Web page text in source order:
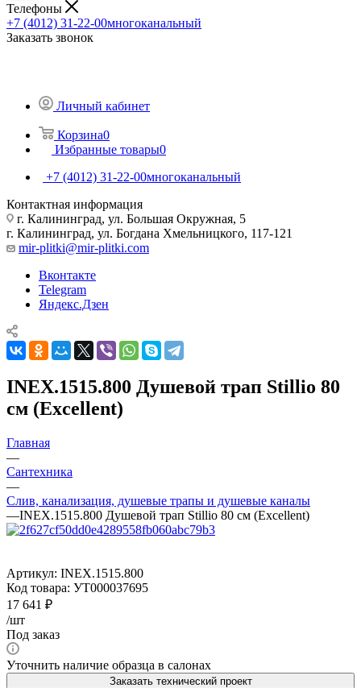
Телефоны
+7 (4012) 31-22-00многоканальный
Заказать звонок
Личный кабинет
Корзина0
Избранные товары0
+7 (4012) 31-22-00многоканальный
Контактная информация
г. Калининград, ул. Большая Окружная, 5
г. Калининград, ул. Богдана Хмельницкого, 117-121
mir-plitki@mir-plitki.com
Вконтакте
Telegram
Яндекс.Дзен
INEX.1515.800 Душевой трап Stillio 80
см (Excellent)
Главная
—
Сантехника
—
Слив, канализация, душевые трапы и душевые каналы
—INEX.1515.800 Душевой трап Stillio 80 см (Excellent)
Артикул: INEX.1515.800
Код товара: УТ000037695
17 641 ₽
/шт
Под заказ
Уточнить наличие образца в салонах
Заказать технический проект